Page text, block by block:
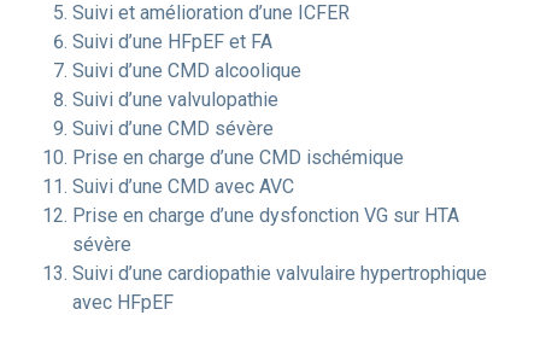
Suivi et amélioration d’une ICFER
Suivi d’une HFpEF et FA
Suivi d’une CMD alcoolique
Suivi d’une valvulopathie
Suivi d’une CMD sévère
Prise en charge d’une CMD ischémique
Suivi d’une CMD avec AVC
Prise en charge d’une dysfonction VG sur HTA
sévère
Suivi d’une cardiopathie valvulaire hypertrophique
avec HFpEF